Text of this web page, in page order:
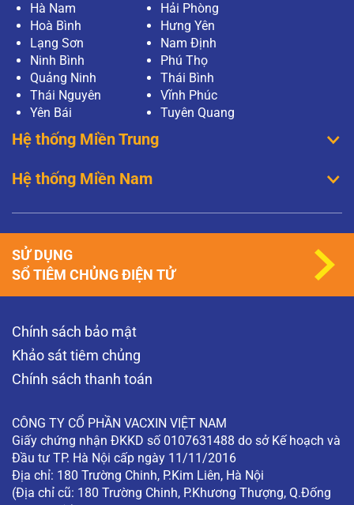
Hà Nam
Hải Phòng
Hoà Bình
Hưng Yên
Lạng Sơn
Nam Định
Ninh Bình
Phú Thọ
Quảng Ninh
Thái Bình
Thái Nguyên
Vĩnh Phúc
Yên Bái
Tuyên Quang
Hệ thống Miền Trung
Hệ thống Miền Nam
Chính sách bảo mật
Khảo sát tiêm chủng
Chính sách thanh toán
CÔNG TY CỔ PHẦN VACXIN VIỆT NAM
Giấy chứng nhận ĐKKD số 0107631488 do sở Kế hoạch và
Đầu tư TP. Hà Nội cấp ngày 11/11/2016
Địa chỉ: 180 Trường Chinh, P.Kim Liên, Hà Nội
(Địa chỉ cũ: 180 Trường Chinh, P.Khương Thượng, Q.Đống
SỬ DỤNG
SỔ TIÊM CHỦNG ĐIỆN TỬ